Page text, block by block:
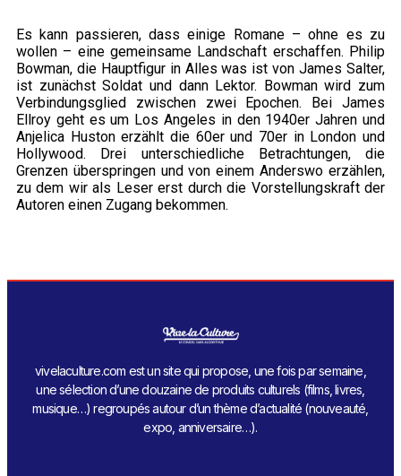
Es kann passieren, dass einige Romane – ohne es zu
wollen – eine gemeinsame Landschaft erschaffen. Philip
Bowman, die Hauptfigur in Alles was ist von James Salter,
ist zunächst Soldat und dann Lektor. Bowman wird zum
Verbindungsglied zwischen zwei Epochen. Bei James
Ellroy geht es um Los Angeles in den 1940er Jahren und
Anjelica Huston erzählt die 60er und 70er in London und
Hollywood. Drei unterschiedliche Betrachtungen, die
Grenzen überspringen und von einem Anderswo erzählen,
zu dem wir als Leser erst durch die Vorstellungskraft der
Autoren einen Zugang bekommen.
vivelaculture.com est un site qui propose, une fois par semaine,
une sélection d’une douzaine de produits culturels (films, livres,
musique…) regroupés autour d’un thème d’actualité (nouveauté,
expo, anniversaire…).